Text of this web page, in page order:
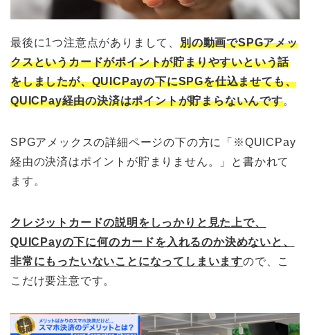
最後に1つ注意点がありまして、 別の動画でSPGアメッ
クスというカードがポイントが貯まりやすいという話
をしましたが、QUICPayの下にSPGを仕込ませても、
QUICPay経由の決済はポイントが貯まらないんです。
SPGアメックスの詳細ページの下の方に「※QUICPay
経由の決済はポイントが貯まりません。」と書かれて
ます。
クレジットカードの説明をしっかりと見た上で、
QUICPayの下に何のカードを入れるのか決めないと、
非常にもったいないことになってしまいますので、こ
こだけ要注意です。